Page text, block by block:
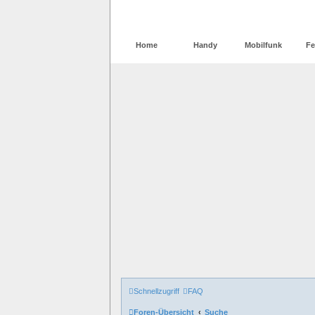
Home Handy Mobilfunk
Schnellzugriff FAQ
Foren-Übersicht Suche